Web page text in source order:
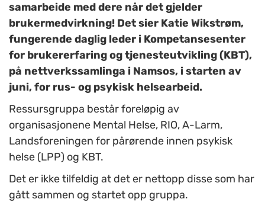
samarbeide med dere når det gjelder
brukermedvirkning! Det sier Katie Wikstrøm,
fungerende daglig leder i Kompetansesenter
for brukererfaring og tjenesteutvikling (KBT),
på nettverkssamlinga i Namsos, i starten av
juni, for rus- og psykisk helsearbeid.
Ressursgruppa består foreløpig av
organisasjonene Mental Helse, RIO, A-Larm,
Landsforeningen for pårørende innen psykisk
helse (LPP) og KBT.
Det er ikke tilfeldig at det er nettopp disse som har
gått sammen og startet opp gruppa.